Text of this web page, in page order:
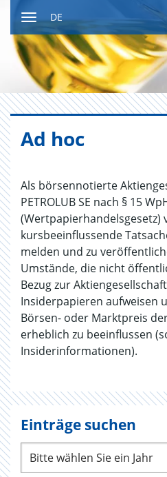
Inhalt Navigation
ein-
bzw.
ausblenden
DE
Ad hoc
Als börsennotierte
PETROLUB SE nach § 15
(Wertpapierhandelsgesetz)
kursbeeinflussende
melden und zu
Umstände, die nicht
Bezug zur
Insiderpapieren aufweisen
Börsen- oder Marktpreis
erheblich zu beeinflussen
Insiderinformationen).
Einträge suchen